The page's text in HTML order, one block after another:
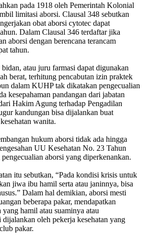
pada 1918 oleh Pemerintah Kolonial
limitasi aborsi. Clausal 348 sebutkan
obat aborsi cytotec dapat
Dalam Clausal 346 terdaftar jika
aborsi dengan berencana terancam
tahun.
atau juru farmasi dapat digunakan
berat, terhitung pencabutan izin praktek
dalam KUHP tak dikatakan pengecualian
kesepahaman pandangan dari jabatan
Hakim Agung terhadap Pengadilan
kandungan bisa dijalankan buat
wanita.
hukum aborsi tidak ada hingga
UU Kesehatan No. 23 Tahun
aborsi yang diperkenankan.
itu sebutkan, “Pada kondisi krisis untuk
jiwa ibu hamil serta atau janinnya, bisa
Dalam hal demikian, aborsi mesti
beberapa pakar, mendapatkan
hamil atau suaminya atau
dijalankan oleh pekerja kesehatan yang
pakar.